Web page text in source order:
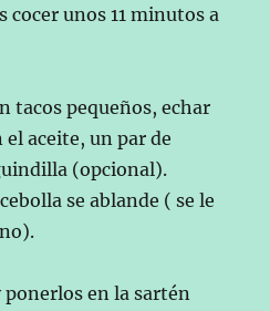
cocer unos 11 minutos a
tacos pequeños, echar
aceite, un par de
(opcional).
se ablande ( se le
ponerlos en la sartén